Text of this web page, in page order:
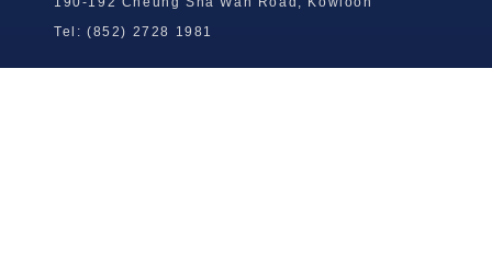
Tel: (852) 2728 1981